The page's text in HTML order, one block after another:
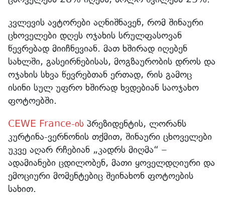
კვლევის ავტორები აღნიშნავენ, რომ შინაური
ცხოველები დღეს ოჯახის სრულფასოვან
წევრებად მიიჩნევიან. მათ ხშირად იღებენ
სახლში, გასეირნებისას, მოგზაურობის დროს და
ოჯახის სხვა წევრებთან ერთად, რის გამოც
ისინი სულ უფრო ხშირად ხვდებიან საოჯახო
ფოტოებში.
CEWE France-ის პრეზიდენტის, ლორანს
კურტინა-ვერნონის თქმით, შინაური ცხოველები
უკვე აღარ რჩებიან „კადრს მიღმა“ –
ადამიანები ცდილობენ, მათი ყოველდღიური და
ემოციური მომენტებიც შეინახონ ფოტოების
სახით.